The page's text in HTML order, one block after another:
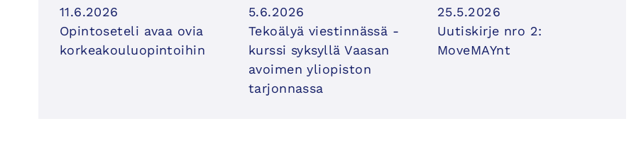
11.6.2026
Opintoseteli avaa ovia
korkeakouluopintoihin
5.6.2026
Tekoälyä viestinnässä -
kurssi syksyllä Vaasan
avoimen yliopiston
tarjonnassa
25.5.2026
Uutiskirje nro 2:
MoveMAYnt